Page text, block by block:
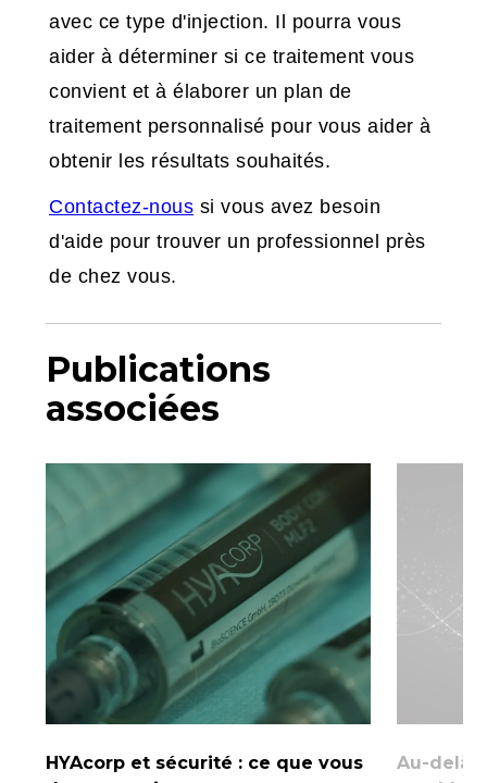
avec ce type d'injection. Il pourra vous
aider à déterminer si ce traitement vous
convient et à élaborer un plan de
traitement personnalisé pour vous aider à
obtenir les résultats souhaités.
Contactez-nous si vous avez besoin
d'aide pour trouver un professionnel près
de chez vous.
Publications
associées
HYAcorp et sécurité : ce que vous
Au-delà